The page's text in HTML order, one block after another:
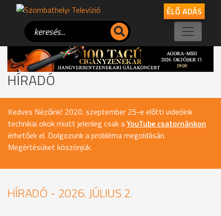
ÉLŐ ADÁS
HÍRADÓ
Kedves Nézőink! 2020. szeptember 25-e előtti videóink
technikai okok miatt jelenleg csak aYouTube csatornánkon
érhetőek el. Dolgozunk a probléma megoldásán.
Megértésüket köszönjük.
HÍRADÓ - 2026. JÚLIUS 2.